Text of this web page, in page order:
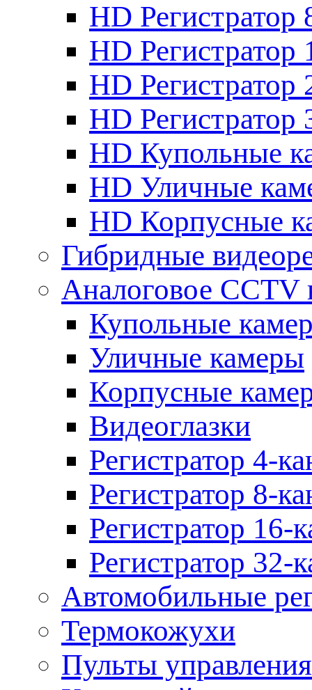
HD Регистратор
HD Регистратор
HD Регистратор
HD Регистратор
HD Купольные
HD Уличные
HD Корпусные
Гибридные
Аналоговое CCTV
Купольные
Уличные камеры
Корпусные
Видеоглазки
Регистратор 4-
Регистратор 8-
Регистратор 16-
Регистратор 32-
Автомобильные
Термокожухи
Пульты управления